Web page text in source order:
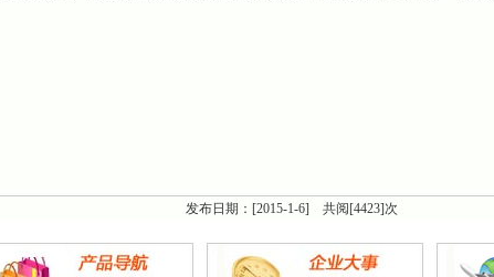
发布日期：[2015-1-6] 共阅[4423]次